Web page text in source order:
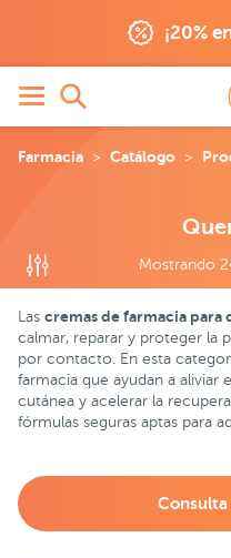
¡20%
Farmacia Catálogo
Mostrando
Las cremas de farmacia para
calmar, reparar y proteger la
por contacto. En esta
farmacia que ayudan a aliviar
cutánea y acelerar la
fórmulas seguras aptas para
Consulta